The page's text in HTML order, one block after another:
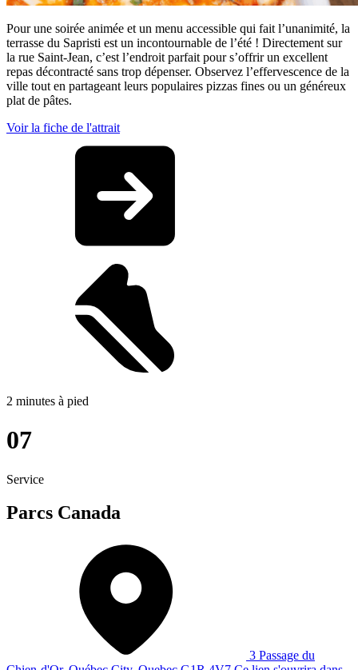
Pour une soirée animée et un menu accessible qui fait l’unanimité, la
terrasse du Sapristi est un incontournable de l’été ! Directement sur
la rue Saint-Jean, c’est l’endroit parfait pour s’offrir un excellent
repas décontracté sans trop dépenser. Observez l’effervescence de la
ville tout en partageant leurs populaires pizzas fines ou un généreux
plat de pâtes.
Voir la fiche de l'attrait
2 minutes à pied
07
Service
Parcs Canada
3 Passage du